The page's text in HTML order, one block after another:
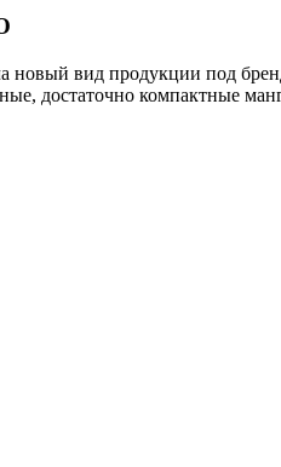
новый вид продукции под
достаточно компактные